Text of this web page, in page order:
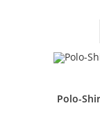
Polo-